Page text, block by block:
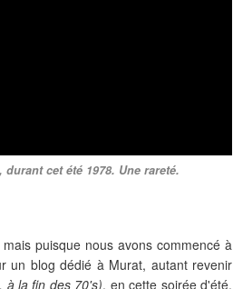
cet été 1978. Une rareté.
puisque nous avons commencé à
un blog dédié à Murat, autant revenir
à la fin des 70's), en cette soirée d'été,